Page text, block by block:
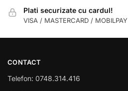
Plati securizate cu cardul!
VISA / MASTERCARD / MOBILPAY
CONTACT
Telefon: 0748.314.416